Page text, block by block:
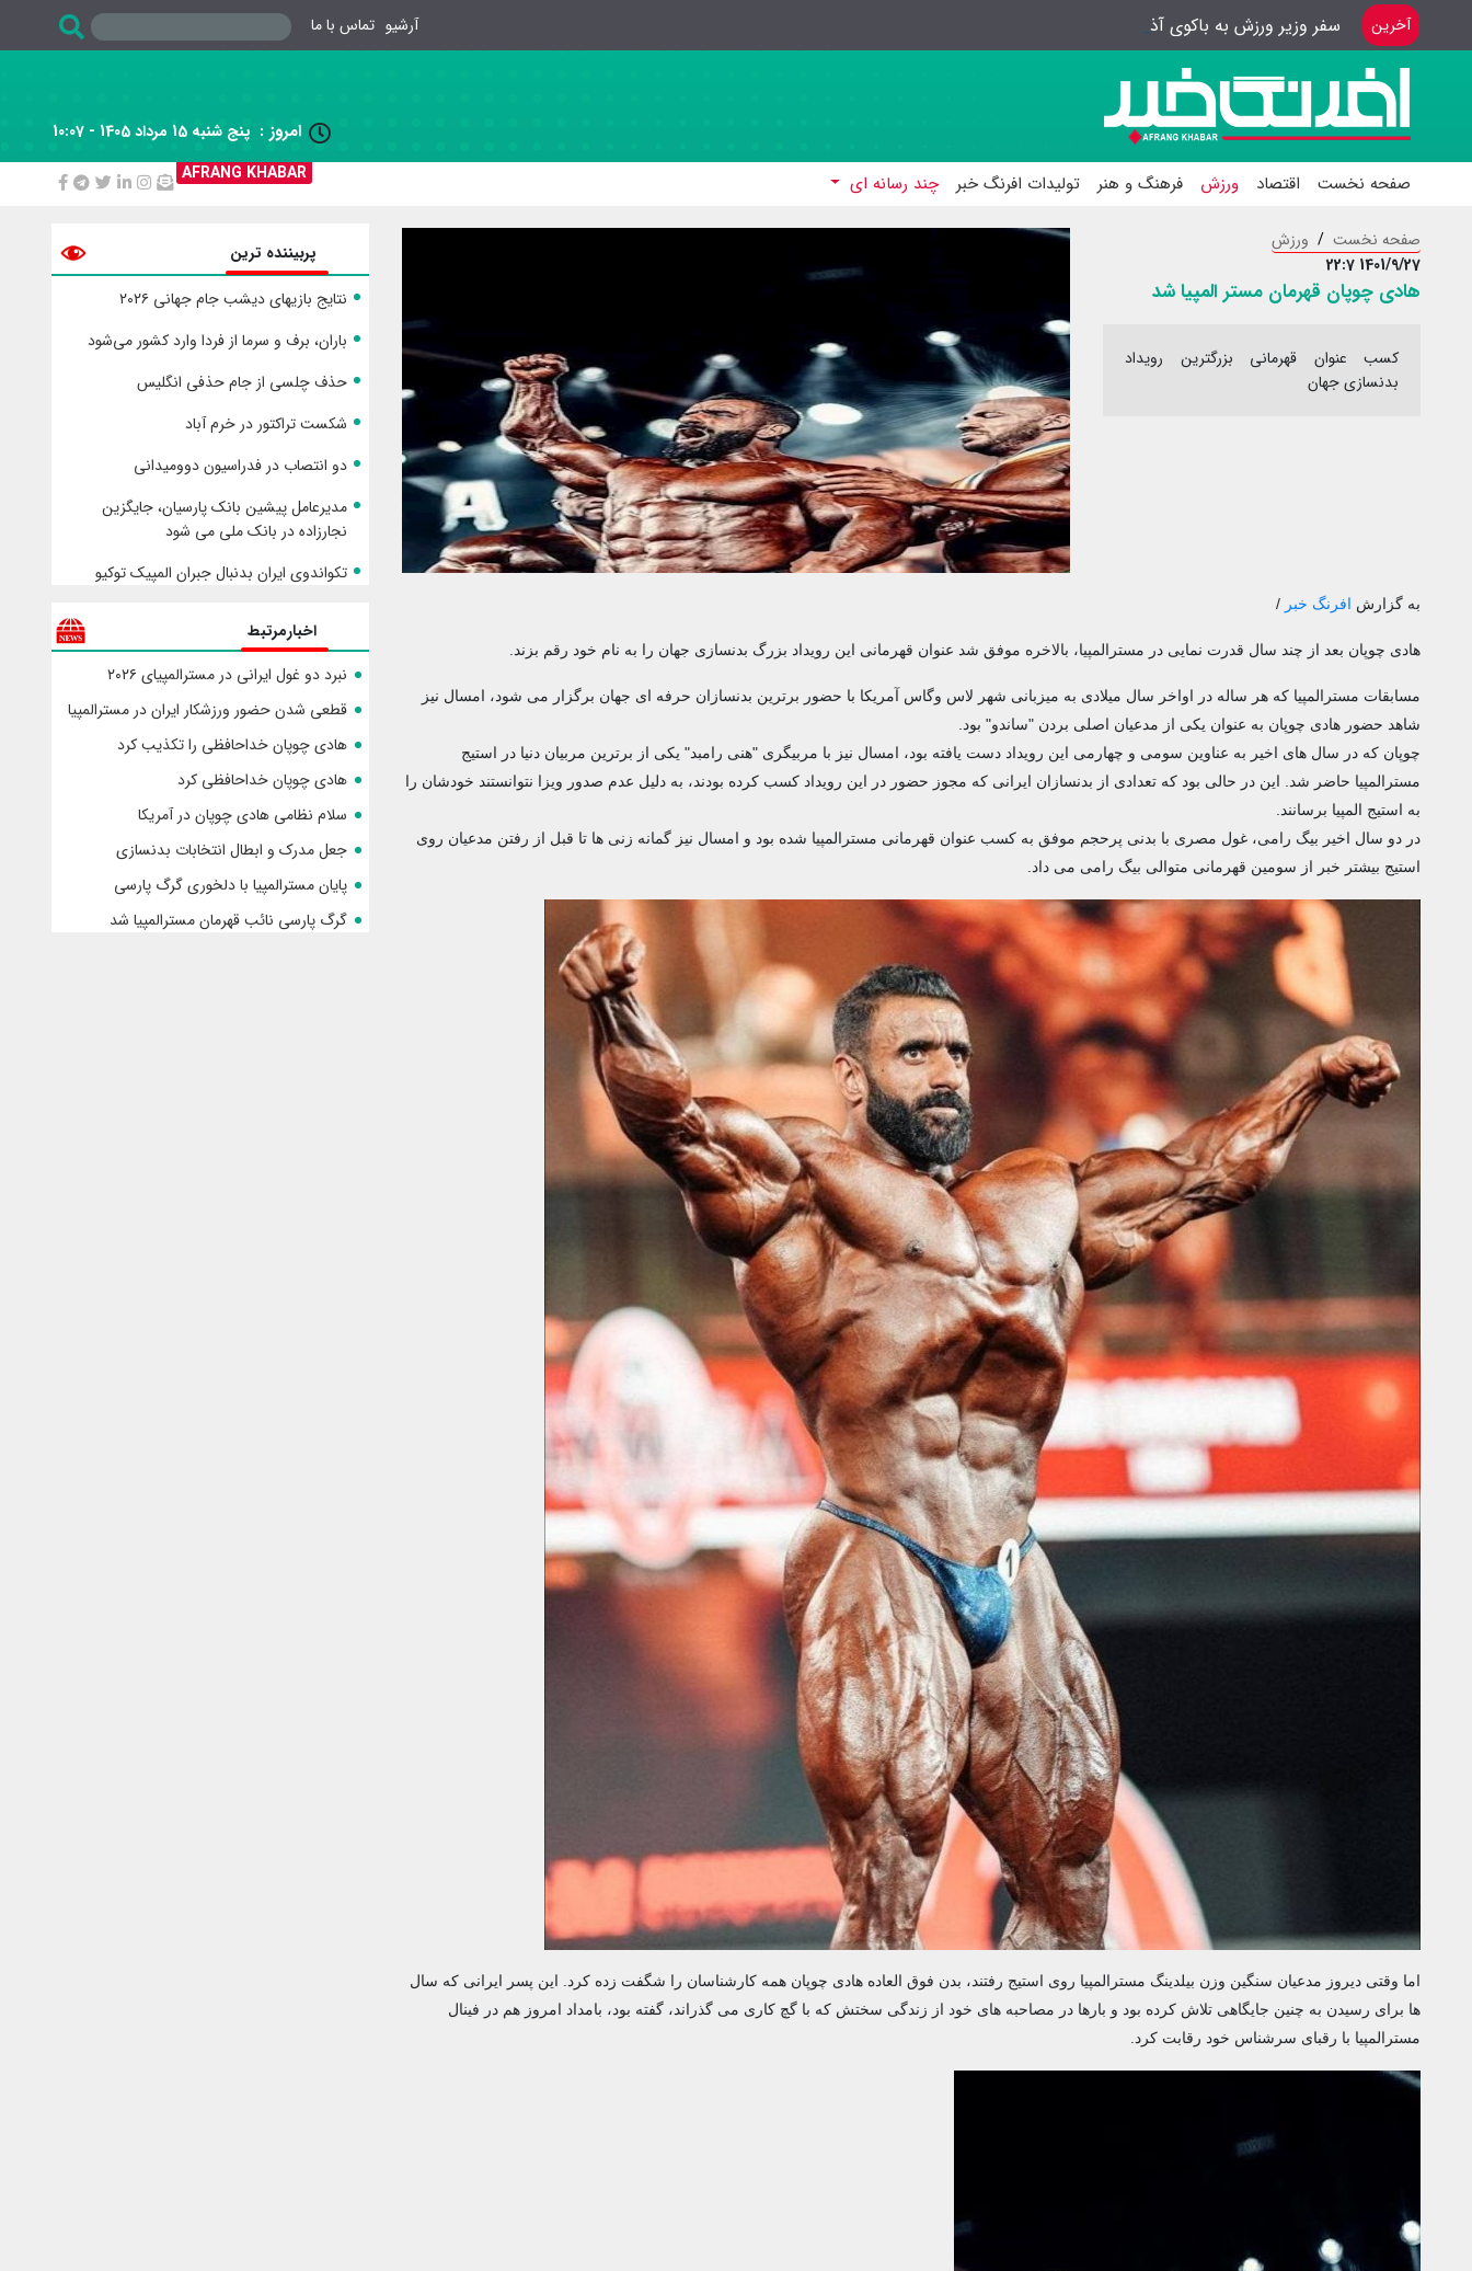
آخرین سفر وزیر ورزش به باکوی آذربایجان آرشیو تماس با ما
 امروز : پنج شنبه 15 مرداد 1405 - 10:07
AFRANG KHABAR
صفحه نخست اقتصاد ورزش فرهنگ و هنر تولیدات افرنگ خبر چند رسانه ای
صفحه نخست
ورزش
1401/9/27 22:7
هادی چوپان قهرمان مستر المپیا شد
کسب عنوان قهرمانی بزرگترین رویداد
بدنسازی جهان
به گزارش افرنگ خبر /
هادی چوپان بعد از چند سال قدرت نمایی در مسترالمپیا، بالاخره موفق شد عنوان قهرمانی این رویداد بزرگ بدنسازی جهان را به نام خود رقم بزند.
مسابقات مسترالمپیا که هر ساله در اواخر سال میلادی به میزبانی شهر لاس وگاس آمریکا با حضور برترین بدنسازان حرفه ای جهان برگزار می شود، امسال نیز
شاهد حضور هادی چوپان به عنوان یکی از مدعیان اصلی بردن "ساندو" بود.
چوپان که در سال های اخیر به عناوین سومی و چهارمی این رویداد دست یافته بود، امسال نیز با مربیگری "هنی رامبد" یکی از برترین مربیان دنیا در استیج
مسترالمپیا حاضر شد. این در حالی بود که تعدادی از بدنسازان ایرانی که مجوز حضور در این رویداد کسب کرده بودند، به دلیل عدم صدور ویزا نتوانستند خودشان را
به استیج المپیا برسانند.
در دو سال اخیر بیگ رامی، غول مصری با بدنی پرحجم موفق به کسب عنوان قهرمانی مسترالمپیا شده بود و امسال نیز گمانه زنی ها تا قبل از رفتن مدعیان روی
استیج بیشتر خبر از سومین قهرمانی متوالی بیگ رامی می داد.
اما وقتی دیروز مدعیان سنگین وزن بیلدینگ مسترالمپیا روی استیج رفتند، بدن فوق العاده هادی چوپان همه کارشناسان را شگفت زده کرد. این پسر ایرانی که سال
ها برای رسیدن به چنین جایگاهی تلاش کرده بود و بارها در مصاحبه های خود از زندگی سختش که با گچ کاری می گذراند، گفته بود، بامداد امروز هم در فینال
مسترالمپیا با رقبای سرشناس خود رقابت کرد.
پربیننده ترین
نتایج بازیهای دیشب جام جهانی ۲۰۲۶
باران، برف و سرما از فردا وارد کشور می‌شود
حذف چلسی از جام حذفی انگلیس
شکست تراکتور در خرم آباد
دو انتصاب در فدراسیون دوومیدانی
مدیرعامل پیشین بانک پارسیان، جایگزین
نجارزاده در بانک ملی می شود
تکواندوی ایران بدنبال جبران المپیک توکیو
اخبارمرتبط
نبرد دو غول ایرانی در مسترالمپیای ۲۰۲۶
قطعی شدن حضور ورزشکار ایران در مسترالمپیا
هادی چوپان خداحافظی را تکذیب کرد
هادی چوپان خداحافظی کرد
سلام نظامی هادی چوپان در آمریکا
جعل مدرک و ابطال انتخابات بدنسازی
پایان مسترالمپیا با دلخوری گرگ پارسی
گرگ پارسی نائب قهرمان مسترالمپیا شد